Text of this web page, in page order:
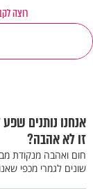
רוצה
אנחנו נותנים
זו לא אהבה?
חום ואהבה מנקודת
שונים לגמרי מכפי